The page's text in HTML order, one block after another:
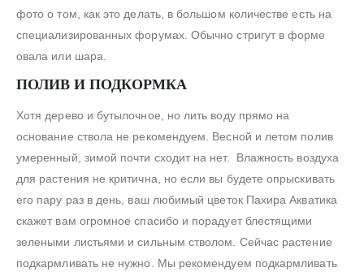
фото о том, как это делать, в большом количестве есть на
специализированных форумах. Обычно стригут в форме
овала или шара.
ПОЛИВ И ПОДКОРМКА
Хотя дерево и бутылочное, но лить воду прямо на
основание ствола не рекомендуем. Весной и летом полив
умеренный, зимой почти сходит на нет. Влажность воздуха
для растения не критична, но если вы будете опрыскивать
его пару раз в день, ваш любимый цветок Пахира Акватика
скажет вам огромное спасибо и порадует блестящими
зелеными листьями и сильным стволом. Сейчас растение
подкармливать не нужно. Мы рекомендуем подкармливать